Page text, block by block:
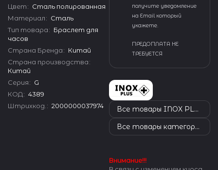
Цвет: Сталь полированная
Материал: Сталь
Тип товара: Браслет для
часов
Страна Бренда: Китай
Страна производства:
Китай
Серия: G
КОД: 4389
Штрихкод. : 2000000037974
получите уведомление
на Email который
укажете.
ПРЕДОПЛАТА НЕ
ТРЕБУЕТСЯ
Все товары INOX PLUS
Все товары категории
Внимание!!!